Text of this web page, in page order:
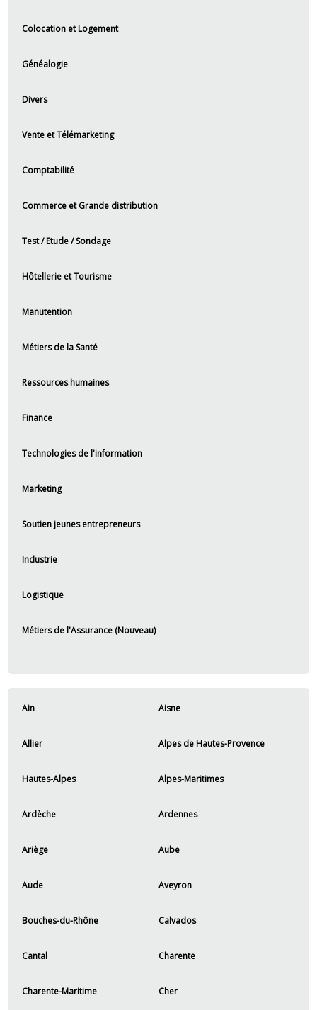
Colocation et Logement
Généalogie
Divers
Vente et Télémarketing
Comptabilité
Commerce et Grande distribution
Test / Etude / Sondage
Hôtellerie et Tourisme
Manutention
Métiers de la Santé
Ressources humaines
Finance
Technologies de l'information
Marketing
Soutien jeunes entrepreneurs
Industrie
Logistique
Métiers de l'Assurance (Nouveau)
Ain Aisne
Allier Alpes de Hautes-Provence
Hautes-Alpes Alpes-Maritimes
Ardèche Ardennes
Ariège Aube
Aude Aveyron
Bouches-du-Rhône Calvados
Cantal Charente
Charente-Maritime Cher